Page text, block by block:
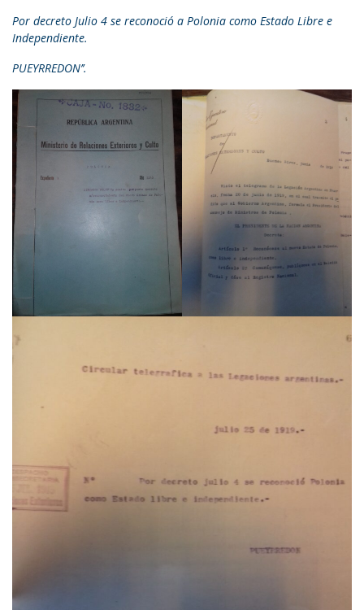
Por decreto Julio 4 se reconoció a Polonia como Estado Libre e
Independiente.
PUEYRREDON’’.